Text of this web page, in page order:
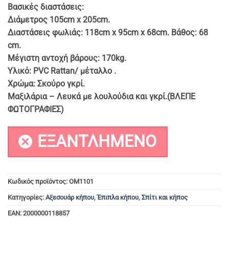
Βασικές διαστάσεις:
Διάμετρος 105cm x 205cm.
Διαστάσεις φωλιάς: 118cm x 95cm x 68cm. Βάθος: 68
cm.
Μέγιστη αντοχή βάρους: 170kg.
Υλικό: PVC Rattan/ μέταλλο .
Χρώμα: Σκούρο γκρί.
Μαξιλάρια – Λευκά με λουλούδια και γκρί.(ΒΛΕΠΕ
ΦΩΤΟΓΡΑΦΙΕΣ)
ΕΞΑΝΤΛΗΜΈΝΟ
Κωδικός προϊόντος: OM1101
Κατηγορίες: Αξεσουάρ κήπου,Έπιπλα κήπου, Σπίτι και κήπος
EAN: 2000000118857